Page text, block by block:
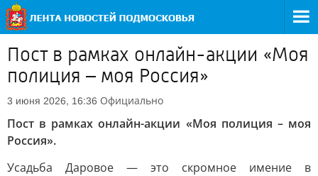
Пост в рамках онлайн-акции «Моя
полиция – моя Россия»
3 июня 2026, 16:36 Официально
Пост в рамках онлайн-акции «Моя полиция – моя
Россия».
Усадьба Даровое — это скромное имение в